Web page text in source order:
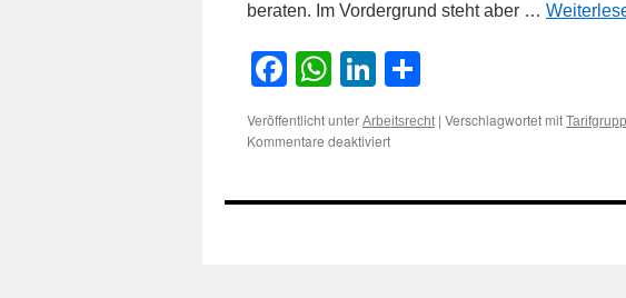
beraten. Im Vordergrund steht aber …
Facebook
WhatsApp
LinkedIn
Veröffentlicht unter Arbeitsrecht | Verschlagwortet mit
Kommentare deaktiviertfür
der